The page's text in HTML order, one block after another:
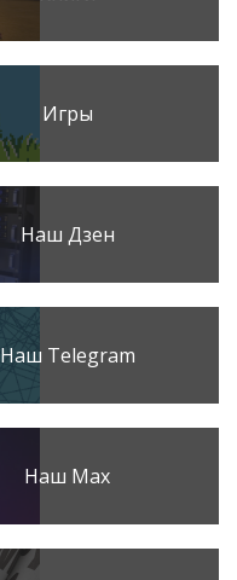
Игры
Наш Дзен
Наш Telegram
Наш Max